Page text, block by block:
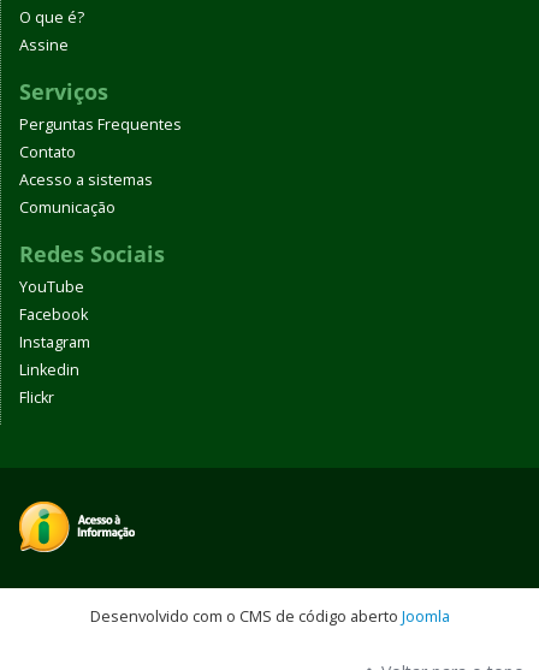
O que é?
Assine
Serviços
Perguntas Frequentes
Contato
Acesso a sistemas
Comunicação
Redes Sociais
YouTube
Facebook
Instagram
Linkedin
Flickr
Desenvolvido com o CMS de código aberto Joomla